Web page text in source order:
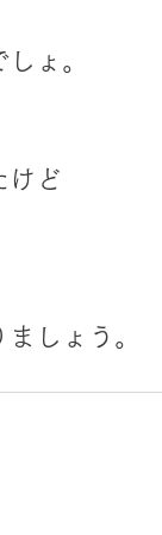
ょ。
けど
しょう。